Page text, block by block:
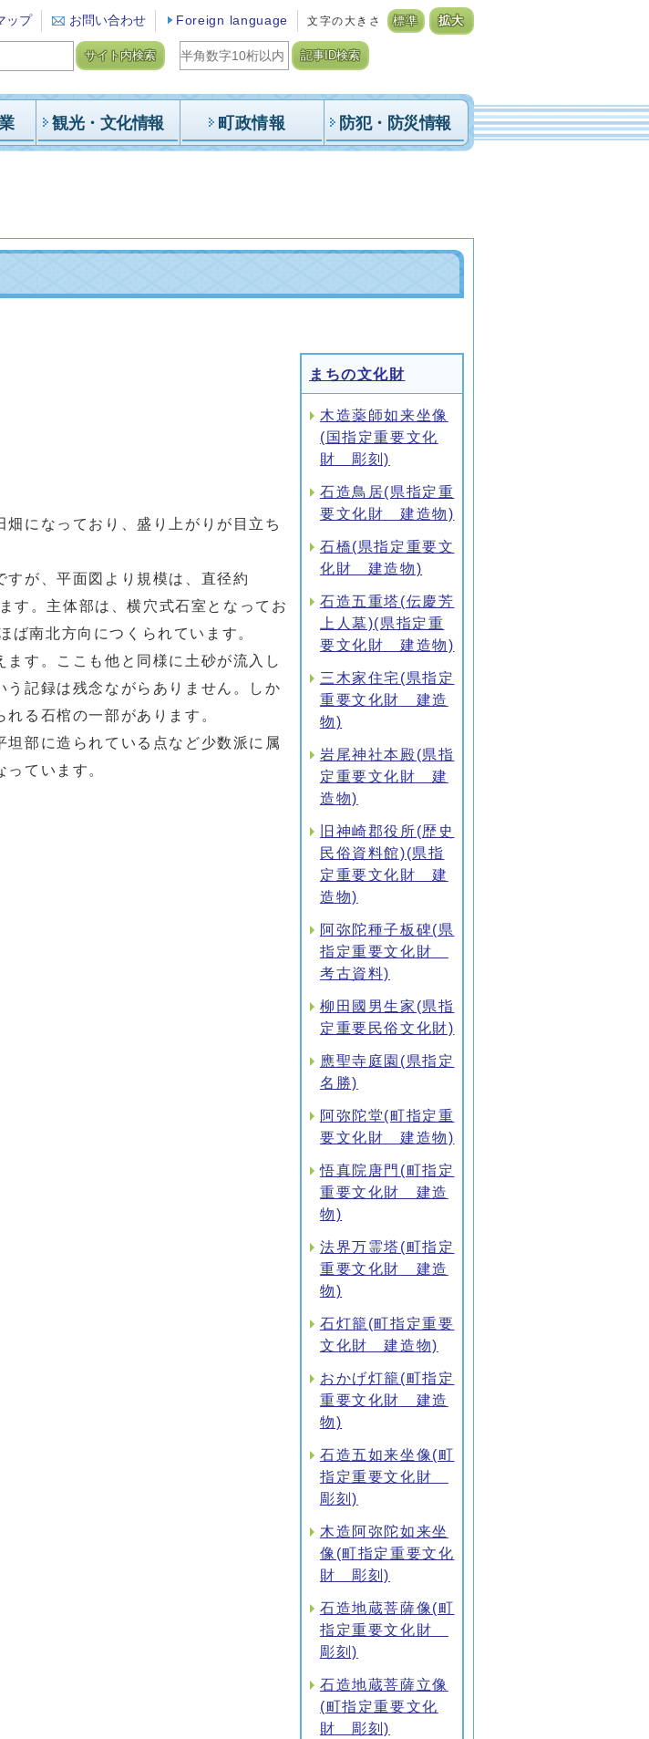
ップ お問い合わせ Foreign language 文字の大きさ 標準 拡大
サイト内検索 記事ID検索
観光・文化情報 町政情報 防犯・防災情報
になっており、盛り上がりが目立ち
が、平面図より規模は、直径約
す。主体部は、横穴式石室となってお
南北方向につくられています。
す。ここも他と同様に土砂が流入し
記録は残念ながらありません。しか
る石棺の一部があります。
部に造られている点など少数派に属
ています。
まちの文化財
木造薬師如来坐像
(国指定重要文化
財 彫刻)
石造鳥居(県指定重
要文化財 建造物)
石橋(県指定重要文
化財 建造物)
石造五重塔(伝慶芳
上人墓)(県指定重
要文化財 建造物)
三木家住宅(県指定
重要文化財 建造
物)
岩尾神社本殿(県指
定重要文化財 建
造物)
旧神崎郡役所(歴史
民俗資料館)(県指
定重要文化財 建
造物)
阿弥陀種子板碑(県
指定重要文化財
考古資料)
柳田國男生家(県指
定重要民俗文化財)
應聖寺庭園(県指定
名勝)
阿弥陀堂(町指定重
要文化財 建造物)
悟真院唐門(町指定
重要文化財 建造
物)
法界万霊塔(町指定
重要文化財 建造
物)
石灯籠(町指定重要
文化財 建造物)
おかげ灯籠(町指定
重要文化財 建造
物)
石造五如来坐像(町
指定重要文化財
彫刻)
木造阿弥陀如来坐
像(町指定重要文化
財 彫刻)
石造地蔵菩薩像(町
指定重要文化財
彫刻)
石造地蔵菩薩立像
(町指定重要文化
財 彫刻)